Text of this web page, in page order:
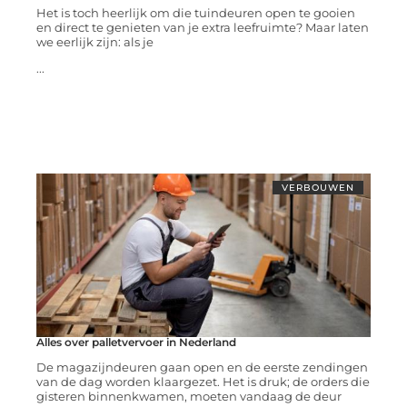
Het is toch heerlijk om die tuindeuren open te gooien
en direct te genieten van je extra leefruimte? Maar laten
we eerlijk zijn: als je
...
VERBOUWEN
Alles over palletvervoer in Nederland
De magazijndeuren gaan open en de eerste zendingen
van de dag worden klaargezet. Het is druk; de orders die
gisteren binnenkwamen, moeten vandaag de deur